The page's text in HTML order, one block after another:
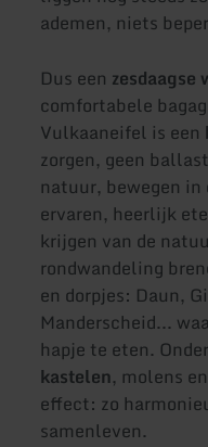
ademen, niets
Dus een
comfortabele
Vulkaaneifel is een
zorgen, geen
natuur, bewegen
ervaren, heerlijk
krijgen van de
rondwandeling
en dorpjes: Daun,
Manderscheid...
hapje te eten.
kastelen, molens
effect: zo
samenleven.